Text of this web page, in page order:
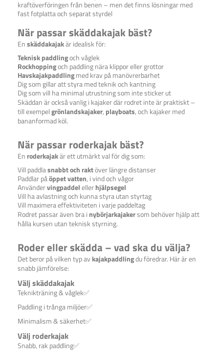
kraftöverföringen från benen – men det finns lösningar med
fast fotplatta och separat styrdel
När passar skäddakajak bäst?
Enskäddakajakär idealisk för:
Teknisk paddlingoch våglek
Rockhoppingoch paddling nära klippor eller grottor
Havskajakpaddlingmed krav på manövrerbarhet
Dig som gillar att styra med teknik och kantning
Dig som vill ha minimal utrustning som inte sticker ut
Skäddan är också vanlig i kajaker där rodret inte är praktiskt –
till exempelgrönlandskajaker, playboats, och kajaker med
bananformad köl.
När passar roderkajak bäst?
En roderkajakär ett utmärkt val för dig som:
Vill paddlasnabbt och raktöver längre distanser
Paddlar påöppet vatten, i vind och vågor
Användervingpaddelellerhjälpsegel
Vill ha avlastning och kunna styra utan styrtag
Vill maximera effektiviteten i varje paddeltag
Rodret passar även bra i nybörjarkajakersom behöver hjälp att
hålla kursen utan teknisk styrning.
Roder eller skädda – vad ska du välja?
Det beror på vilken typ avkajakpaddlingdu föredrar. Här är en
snabb jämförelse:
Välj skäddakajak
Teknikträning & våglek✅
Paddling i trånga miljöer✅
Minimalism & säkerhet✅
Välj roderkajak
Snabb, rak paddling✅